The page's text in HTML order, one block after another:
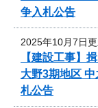
争入札公告
2025年10月7日
【建設工事】
大野3期地区
札公告